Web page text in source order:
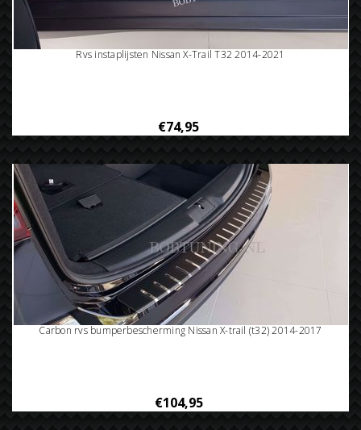
Rvs instaplijsten Nissan X-Trail T32 2014-2021
€74,95
Carbon rvs bumperbescherming Nissan X-trail (t32) 2014-2017
€104,95